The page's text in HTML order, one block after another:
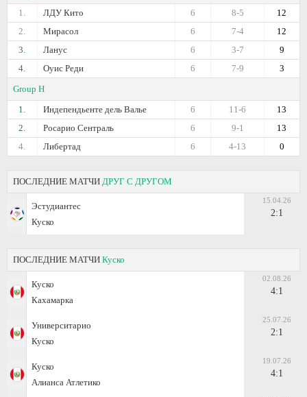
1.
ЛДУ Кито 12
8-5
6
2.
Мирасол 12
7-4
6
3.
Ланус 9
3-7
6
4.
Оуис Реди 3
7-9
6
Group H
1.
Индепендьенте дель Валье 13
11-6
6
2.
Росарио Сентраль 13
9-1
6
4.
Либертад 0
4-13
6
ПОСЛЕДНИЕ МАТЧИ ДРУГ С ДРУГОМ
Эстудиантес
Куско
15.04.26
2:1
ПОСЛЕДНИЕ МАТЧИ Куско
Куско
Кахамарка
02.08.26
4:1
Университарио
Куско
25.07.26
2:1
Куско
Алианса Атлетико
19.07.26
4:1